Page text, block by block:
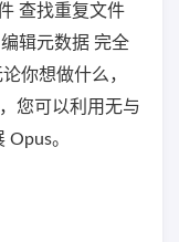
查找重复文件
辑元数据 完全
你想做什么，
您可以利用无与
。